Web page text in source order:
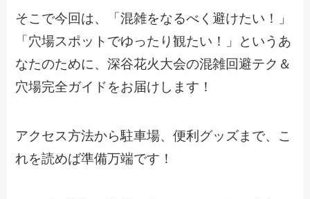
そこで今回は、「混雑をなるべく避けたい！」
「穴場スポットでゆったり観たい！」というあ
なたのために、深谷花火大会の混雑回避テク＆
穴場完全ガイドをお届けします！
アクセス方法から駐車場、便利グッズまで、こ
れを読めば準備万端です！